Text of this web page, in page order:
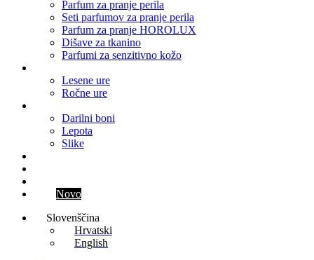
Parfum za pranje perila
Seti parfumov za pranje perila
Parfum za pranje HOROLUX
Dišave za tkanino
Parfumi za senzitivno kožo
Lesene ure
Ročne ure
Darilni boni
Lepota
Slike
Novo
Slovenščina
Hrvatski
English